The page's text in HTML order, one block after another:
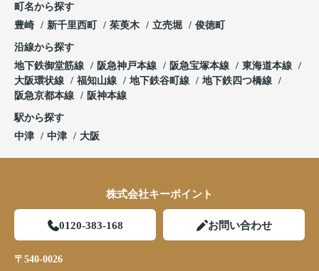
町名から探す
豊崎
新千里西町 茱萸木 立売堀 俊徳町
沿線から探す
地下鉄御堂筋線
阪急神戸本線 阪急宝塚本線
東海道本線
大阪環状線
福知山線 地下鉄谷町線
地下鉄四つ橋線
阪急京都本線
阪神本線
駅から探す
中津
中津 大阪
株式会社キーポイント
0120-383-168 お問い合わせ
〒540-0026